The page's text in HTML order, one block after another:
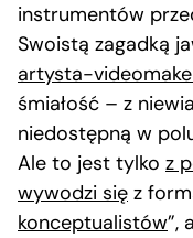
instrumentów
Swoistą zagadką
artysta-
śmiałość – z
niedostępną w
Ale to jest tylko z
wywodzi się z
konceptualistów”,